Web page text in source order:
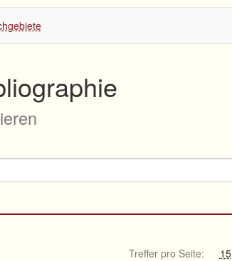
Treffer pro Seite: 15